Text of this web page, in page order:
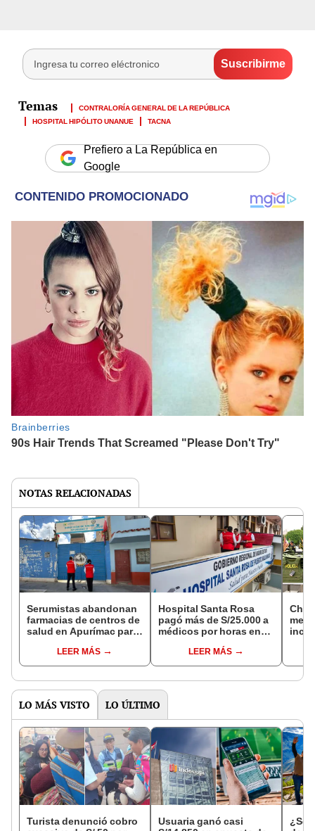
CONTRALORÍA GENERAL DE LA REPÚBLICA
HOSPITAL HIPÓLITO UNANUE
TACNA
Prefiero a La República en
Google
NOTAS RELACIONADAS
Serumistas abandonan
farmacias de centros de
salud en Apurímac para
privadas de otras
regiones
LEER MÁS
Hospital Santa Rosa
pagó más de S/25.000 a
médicos por horas en
centros privados
LEER MÁS
LO MÁS VISTO LO ÚLTIMO
Turista denunció cobro
Usuaria ganó casi
¿Se